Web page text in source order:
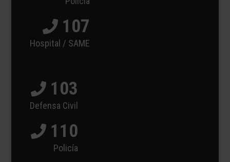
107
Hospital / SAME
103
Defensa Civil
110
Policía